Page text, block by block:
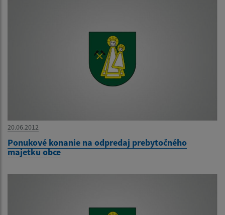
20.06.2012
Ponukové konanie na odpredaj prebytočného
majetku obce